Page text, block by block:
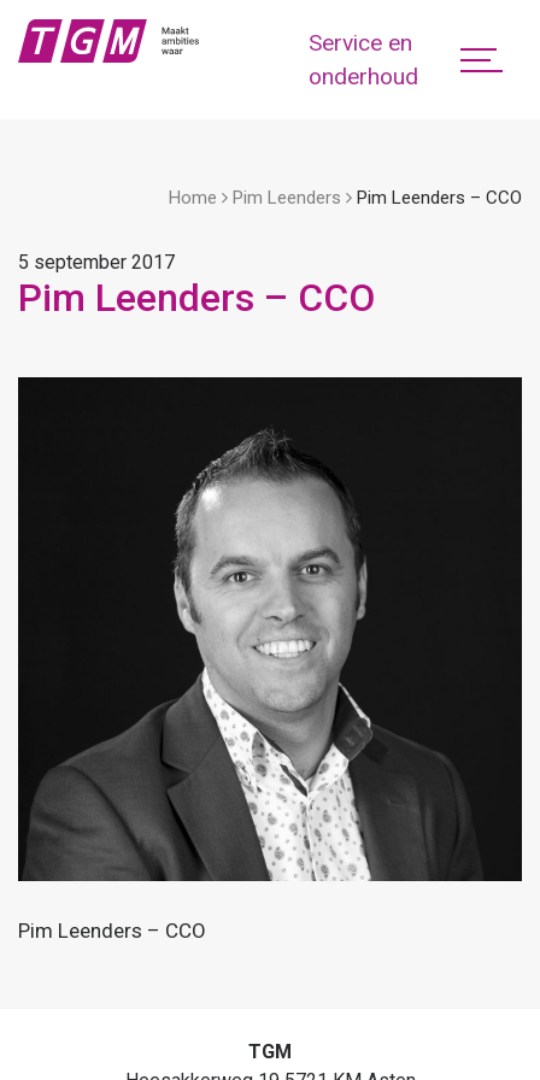
Service en
onderhoud
Home Pim Leenders Pim Leenders – CCO
5 september 2017
Pim Leenders – CCO
Pim Leenders – CCO
TGM